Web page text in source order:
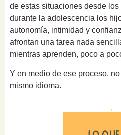
de estas situaciones desde
durante la adolescencia los
autonomía, intimidad y
afrontan una tarea nada
mientras aprenden, poco a
Y en medio de ese proceso,
mismo idioma.